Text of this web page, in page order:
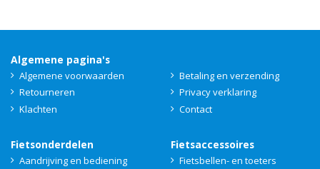
Algemene pagina's
Algemene voorwaarden
Betaling en verzending
Retourneren
Privacy verklaring
Klachten
Contact
Fietsonderdelen
Aandrijving en bediening
Fietsaccessoires
Fietsbellen- en toeters